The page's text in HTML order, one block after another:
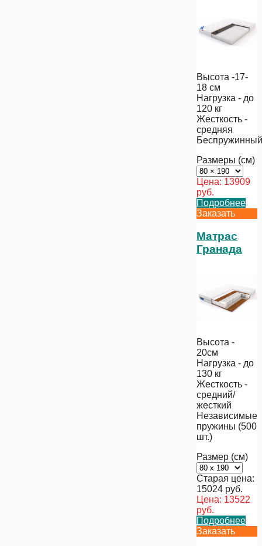
Высота -17-
18 см
Нагрузка - до
120 кг
Жесткость -
средняя
Беспружинный
Размеры (см)
Цена: 13909
руб.
Подробнее
Заказать
Матрас
Гранада
Высота -
20см
Нагрузка - до
130 кг
Жесткость -
средний/
жесткий
Независимые
пружины (500
шт.)
Размер (см)
Старая цена:
15024 руб.
Цена: 13522
руб.
Подробнее
Заказать